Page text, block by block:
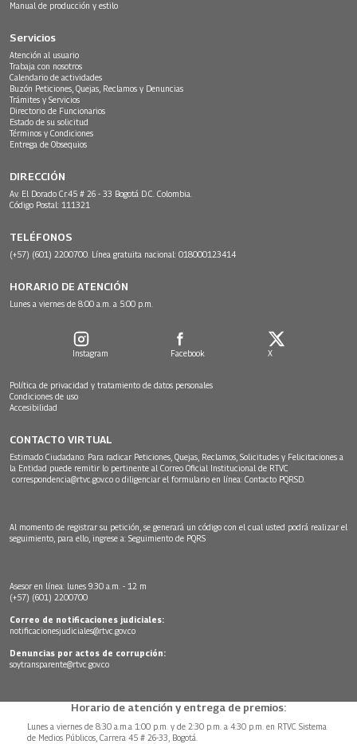
Manual de producción y estilo
Servicios
Atención al usuario
Trabaja con nosotros
Calendario de actividades
Buzón Peticiones, Quejas, Reclamos y Denuncias
Trámites y Servicios
Directorio de Funcionarios
Estado de su solicitud
Términos y Condiciones
Entrega de Obsequios
DIRECCIÓN
Av. El Dorado Cr.45 # 26 - 33 Bogotá D.C. Colombia.
Código Postal: 111321
TELÉFONOS
(+57) (601) 2200700. Línea gratuita nacional: 018000123414
HORARIO DE ATENCIÓN
Lunes a viernes de 8:00 a.m. a 5:00 p.m.
Instagram Facebook X
Política de privacidad y tratamiento de datos personales
Condiciones de uso
Accesibilidad
CONTACTO VIRTUAL
Estimado Ciudadano: Para radicar Peticiones, Quejas, Reclamos, Solicitudes y Felicitaciones a
la Entidad puede remitir lo pertinente al Correo Oficial Institucional de RTVC
correspondencia@rtvc.gov.co o diligenciar el formulario en línea: Contacto PQRSD.
Al momento de registrar su petición, se generará un código con el cual usted podrá realizar el
seguimiento, para ello, ingrese a: Seguimiento de PQRS
Asesor en línea: lunes 9:30 a.m. - 12 m
(+57) (601) 2200700
Correo de notificaciones judiciales:
notificacionesjudiciales@rtvc.gov.co
Denuncias por actos de corrupción:
soytransparente@rtvc.gov.co
Horario de atención y entrega de premios:
Lunes a viernes de 8:30 a.m.a 1:00 p.m. y de 2:30 p.m. a 4:30 p.m. en RTVC Sistema
de Medios Públicos, Carrera 45 # 26-33, Bogotá.